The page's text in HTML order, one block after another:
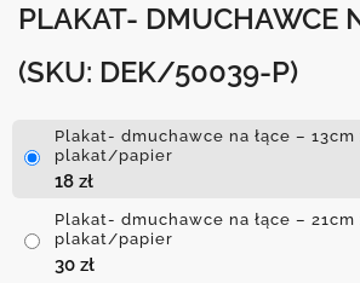
PLAKAT- DMUCHAWCE
(SKU: DEK/50039-P)
Plakat- dmuchawce na łące – 13cm
plakat/papier
18 zł
Plakat- dmuchawce na łące – 21cm
plakat/papier
30 zł